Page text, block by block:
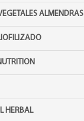
ALMENDRAS
HERBAL